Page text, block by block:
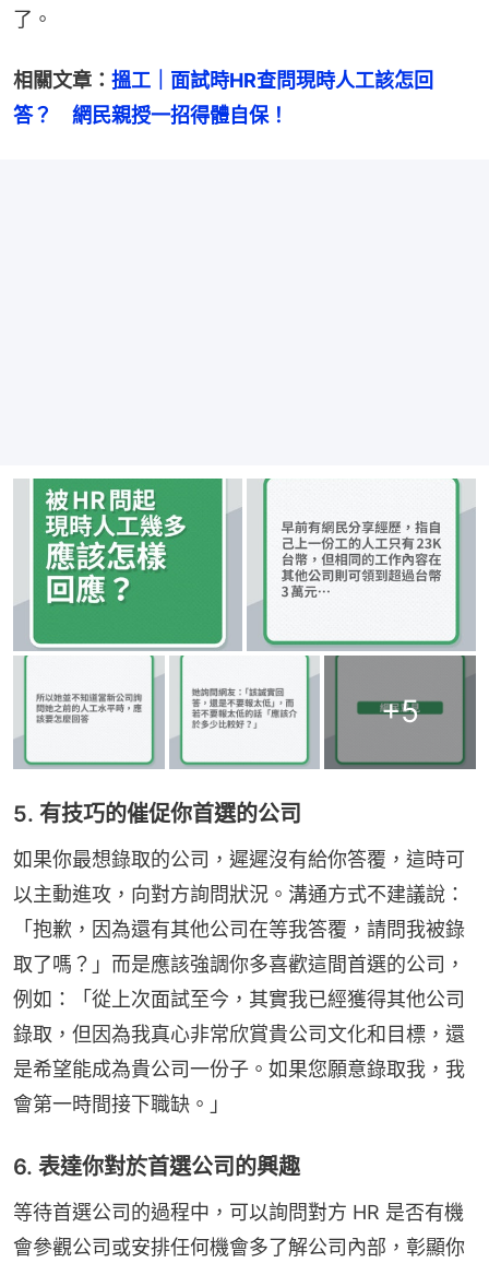
了。
相關文章： 搵工｜面試時HR查問現時人工該怎回
答？　網民親授一招得體自保！
+5
5. 有技巧的催促你首選的公司
如果你最想錄取的公司，遲遲沒有給你答覆，這時可
以主動進攻，向對方詢問狀況。溝通方式不建議說：
「抱歉，因為還有其他公司在等我答覆，請問我被錄
取了嗎？」而是應該強調你多喜歡這間首選的公司，
例如：「從上次面試至今，其實我已經獲得其他公司
錄取，但因為我真心非常欣賞貴公司文化和目標，還
是希望能成為貴公司一份子。如果您願意錄取我，我
會第一時間接下職缺。」
6. 表達你對於首選公司的興趣
等待首選公司的過程中，可以詢問對方 HR 是否有機
會參觀公司或安排任何機會多了解公司內部，彰顯你